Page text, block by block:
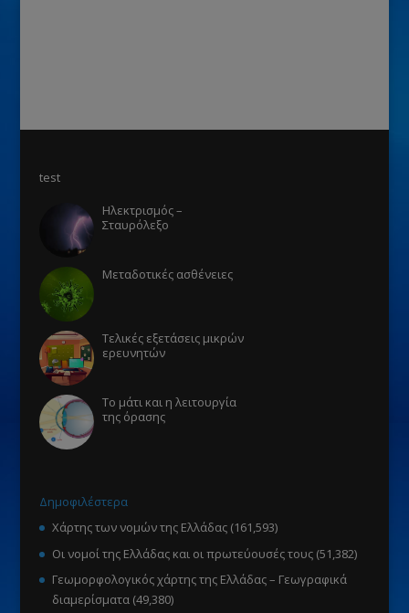
test
Ηλεκτρισμός –
Σταυρόλεξο
Μεταδοτικές ασθένειες
Τελικές εξετάσεις μικρών
ερευνητών
Το μάτι και η λειτουργία
της όρασης
Δημοφιλέστερα
Χάρτης των νομών της Ελλάδας (161,593)
Οι νομοί της Ελλάδας και οι πρωτεύουσές τους (51,382)
Γεωμορφολογικός χάρτης της Ελλάδας – Γεωγραφικά
διαμερίσματα (49,380)